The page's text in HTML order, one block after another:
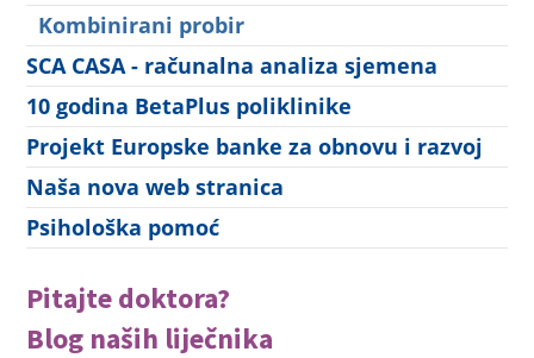
Kombinirani probir
SCA CASA - računalna analiza sjemena
10 godina BetaPlus poliklinike
Projekt Europske banke za obnovu i razvoj
Naša nova web stranica
Psihološka pomoć
Pitajte doktora?
Blog naših liječnika